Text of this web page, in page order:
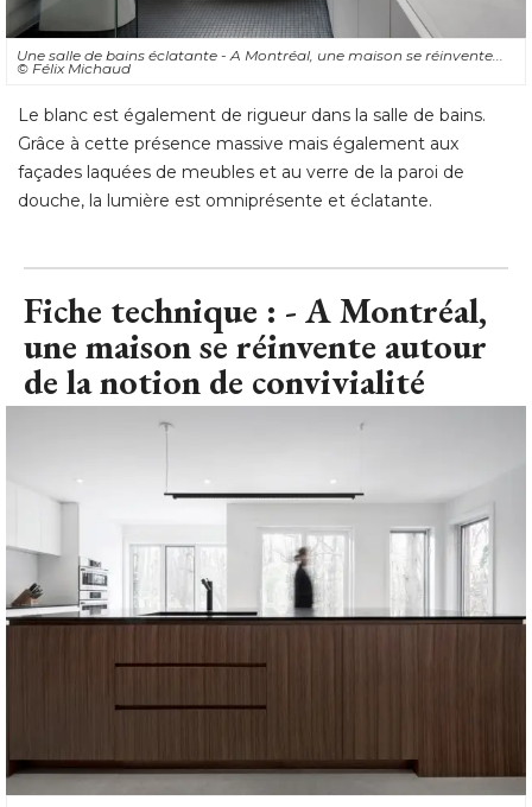
Une salle de bains éclatante - A Montréal, une maison se réinvente...
© Félix Michaud
Le blanc est également de rigueur dans la salle de bains.
Grâce à cette présence massive mais également aux
façades laquées de meubles et au verre de la paroi de
douche, la lumière est omniprésente et éclatante.
Fiche technique : - A Montréal,
une maison se réinvente autour
de la notion de convivialité